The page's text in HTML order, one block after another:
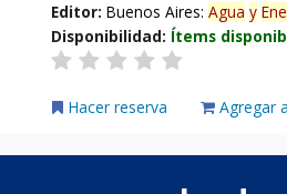
Editor:Buenos Aires:Agua y
Disponibilidad: Ítems
Hacer reserva Agregar